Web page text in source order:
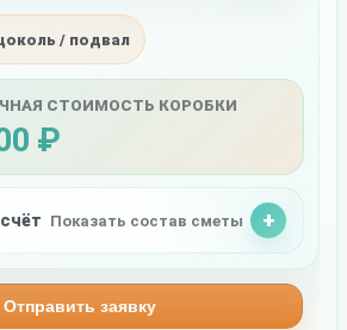
/ подвал
СТОИМОСТЬ КОРОБКИ
₽
Показать состав сметы
Отправить заявку